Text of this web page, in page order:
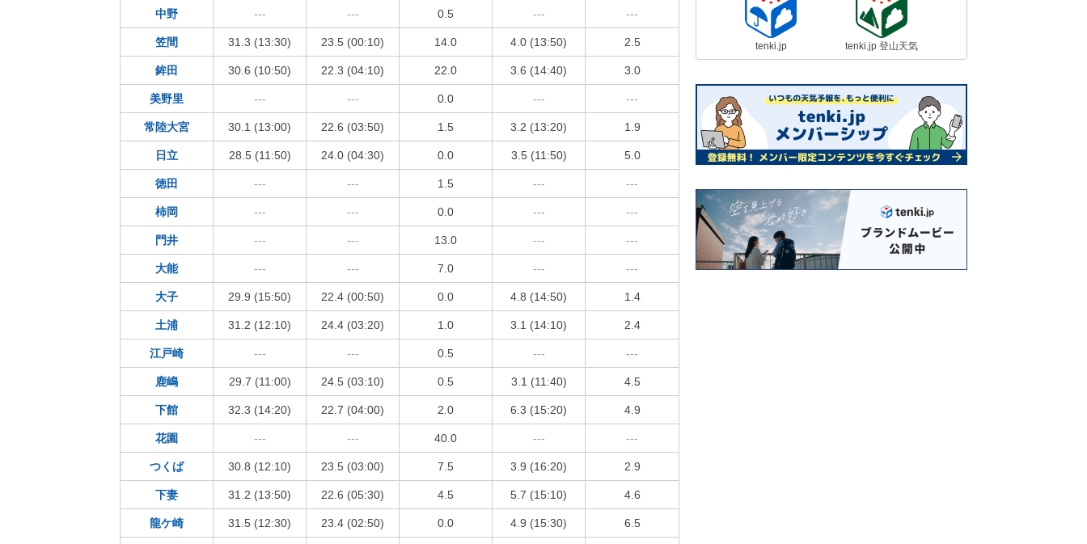
中野 --- --- 0.5 --- ---
笠間 31.3 (13:30) 23.5 (00:10) 14.0 4.0 (13:50) 2.5
鉾田 30.6 (10:50) 22.3 (04:10) 22.0 3.6 (14:40) 3.0
美野里 --- --- 0.0 --- ---
常陸大宮 30.1 (13:00) 22.6 (03:50) 1.5 3.2 (13:20) 1.9
日立 28.5 (11:50) 24.0 (04:30) 0.0 3.5 (11:50) 5.0
徳田 --- --- 1.5 --- ---
柿岡 --- --- 0.0 --- ---
門井 --- --- 13.0 --- ---
大能 --- --- 7.0 --- ---
大子 29.9 (15:50) 22.4 (00:50) 0.0 4.8 (14:50) 1.4
土浦 31.2 (12:10) 24.4 (03:20) 1.0 3.1 (14:10) 2.4
江戸崎 --- --- 0.5 --- ---
鹿嶋 29.7 (11:00) 24.5 (03:10) 0.5 3.1 (11:40) 4.5
下館 32.3 (14:20) 22.7 (04:00) 2.0 6.3 (15:20) 4.9
花園 --- --- 40.0 --- ---
つくば 30.8 (12:10) 23.5 (03:00) 7.5 3.9 (16:20) 2.9
下妻 31.2 (13:50) 22.6 (05:30) 4.5 5.7 (15:10) 4.6
龍ケ崎 31.5 (12:30) 23.4 (02:50) 0.0 4.9 (15:30) 6.5
tenki.jp tenki.jp 登山天気